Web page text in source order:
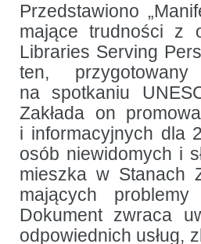
i
Przedstawiono
mające trudności z
Libraries Serving
ten,
na spotkaniu
Zakłada on
i informacyjnych dla
osób niewidomych i
mieszka w Stanach
mających
Dokument zwraca
odpowiednich usług,